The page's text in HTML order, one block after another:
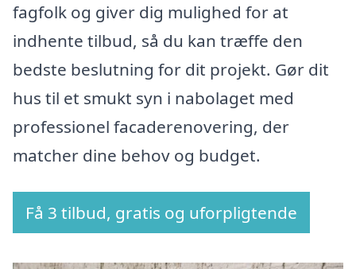
fagfolk og giver dig mulighed for at
indhente tilbud, så du kan træffe den
bedste beslutning for dit projekt. Gør dit
hus til et smukt syn i nabolaget med
professionel facaderenovering, der
matcher dine behov og budget.
Få 3 tilbud, gratis og uforpligtende